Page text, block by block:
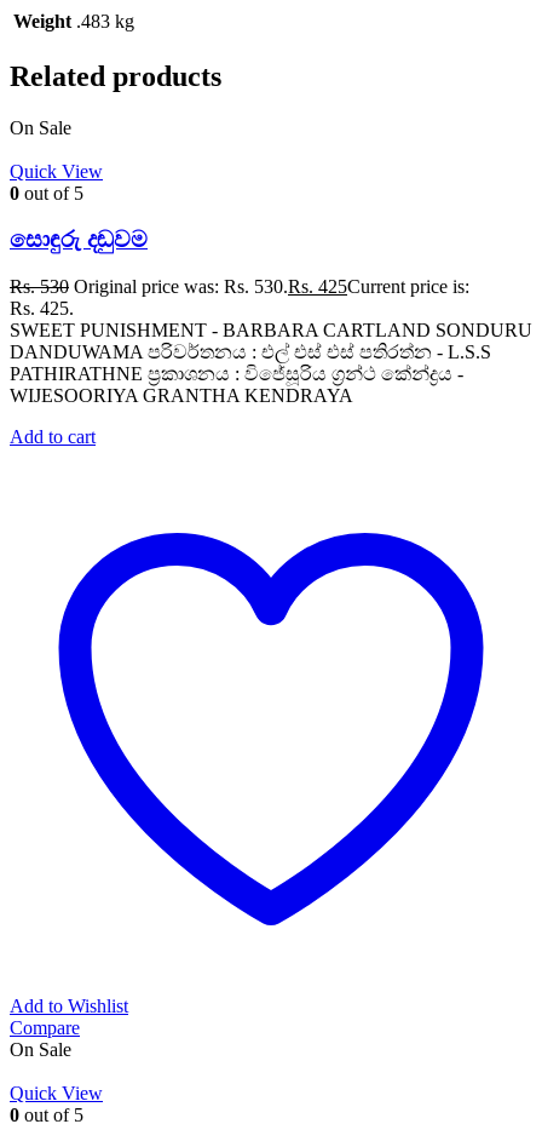
Weight .483 kg
Related products
On Sale
Quick View
0 out of 5
සොඳුරු දඬුවම
Rs.530 Original price was: Rs. 530.Rs. 425Current price is:
Rs. 425.
SWEET PUNISHMENT - BARBARA CARTLAND SONDURU
DANDUWAMA පරිවර්තනය : එල් එස් එස් පතිරත්න - L.S.S
PATHIRATHNE ප්‍රකාශනය : විජේසූරිය ග්‍රන්ථ කේන්ද්‍රය -
WIJESOORIYA GRANTHA KENDRAYA
Add to cart
Add to Wishlist
Compare
On Sale
Quick View
0 out of 5